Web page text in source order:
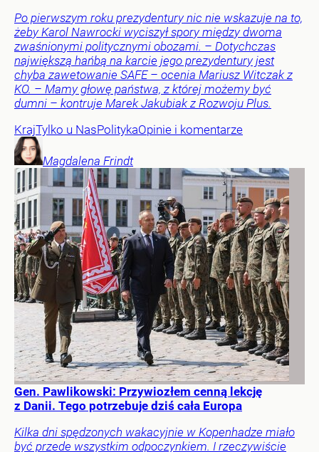
Po pierwszym roku prezydentury nic nie wskazuje na to,
żeby Karol Nawrocki wyciszył spory między dwoma
zwaśnionymi politycznymi obozami. – Dotychczas
największą hańbą na karcie jego prezydentury jest
chyba zawetowanie SAFE – ocenia Mariusz Witczak z
KO. – Mamy głowę państwa, z której możemy być
dumni – kontruje Marek Jakubiak z Rozwoju Plus.
KrajTylko u NasPolitykaOpinie i komentarze
Magdalena Frindt
Gen. Pawlikowski: Przywiozłem cenną lekcję
z Danii. Tego potrzebuje dziś cała Europa
Kilka dni spędzonych wakacyjnie w Kopenhadze miało
być przede wszystkim odpoczynkiem. I rzeczywiście